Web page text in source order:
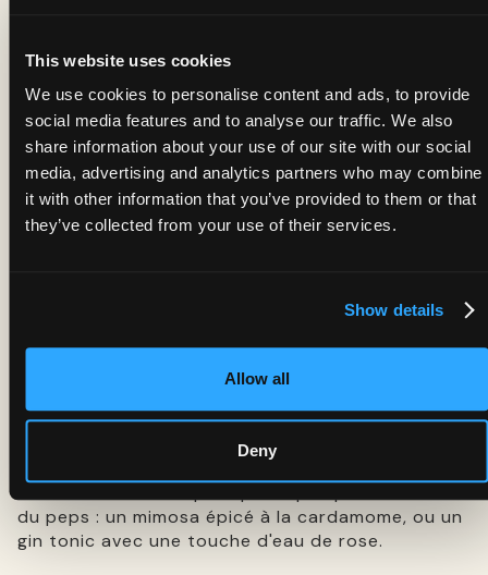
This website uses cookies
We use cookies to personalise content and ads, to provide
social media features and to analyse our traffic. We also
share information about your use of our site with our social
media, advertising and analytics partners who may combine
it with other information that you’ve provided to them or that
they’ve collected from your use of their services.
Show details
Allow all
Deny
coconut chutney. Gluten-free, and nobody
misses the gluten.
Vous cherchez une évasion à midi à la fois
délicieuse et originale ? Miri Mary vous propose
un menu brunch alléchant avec des créations
uniques d'inspiration indienne :
Au-delà de l'assiette du brunch
made fresh — or go for something with a kick: a
cocktails & drinks page.
Il n'y a pas que la nourriture. Accompagnez votre
repas d'un Lassi à la mangue — la boisson
du peps : un mimosa épicé à la cardamome, ou un
gin tonic avec une touche d'eau de rose.